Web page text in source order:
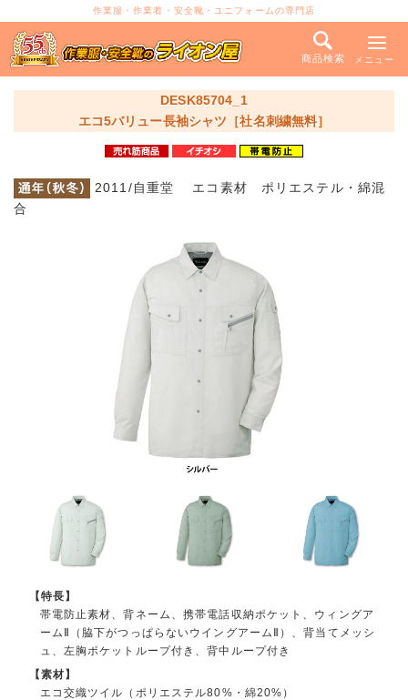
作業服・作業着・安全靴・ユニフォームの専門店
商品検索 メニュー
DESK85704_1
エコ5バリュー長袖シャツ［社名刺繍無料］
2011/自重堂 エコ素材 ポリエステル・綿混
合
【特長】
帯電防止素材、背ネーム、携帯電話収納ポケット、ウィングア
ームⅡ（脇下がつっぱらないウイングアームⅡ）、背当てメッシ
ュ、左胸ポケットループ付き、背中ループ付き
【素材】
エコ交織ツイル（ポリエステル80%・綿20%）